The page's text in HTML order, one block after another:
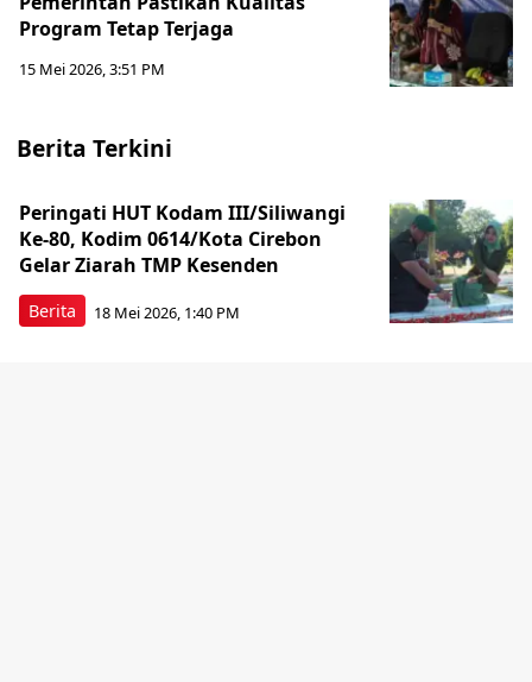
Program Tetap Terjaga
15 Mei 2026, 3:51 PM
Berita Terkini
Berita
Peringati HUT Kodam III/Siliwangi
Ke-80, Kodim 0614/Kota Cirebon
Gelar Ziarah TMP Kesenden
18 Mei 2026, 1:40 PM